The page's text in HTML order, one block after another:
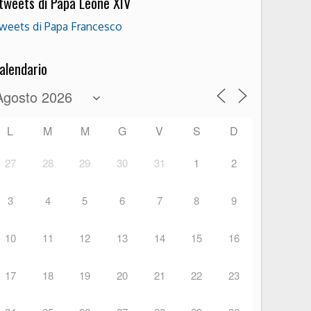
di Papa Francesco
L M M G V S D
27 28 29 30 31 1 2
3 4 5 6 7 8 9
10 11 12 13 14 15 16
17 18 19 20 21 22 23